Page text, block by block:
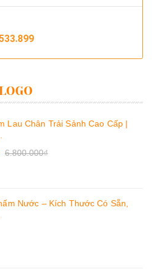
Lau Chân Trải Sảnh Cao Cấp |
6.800.000₫
Nước – Kích Thước Có Sẵn,